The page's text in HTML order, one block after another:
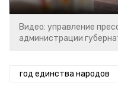
Видео: управление
администрации
год единства народов